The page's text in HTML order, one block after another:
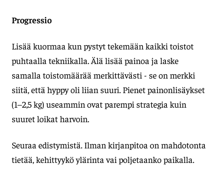
Progressio
Lisää kuormaa kun pystyt tekemään kaikki toistot
puhtaalla tekniikalla. Älä lisää painoa ja laske
samalla toistomäärää merkittävästi - se on merkki
siitä, että hyppy oli liian suuri. Pienet painonlisäykset
(1–2,5 kg) useammin ovat parempi strategia kuin
suuret loikat harvoin.
Seuraa edistymistä. Ilman kirjanpitoa on mahdotonta
tietää, kehittyykö ylärinta vai poljetaanko paikalla.